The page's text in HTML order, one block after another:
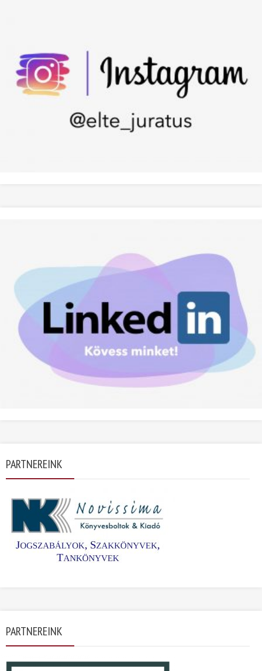
PARTNEREINK
PARTNEREINK